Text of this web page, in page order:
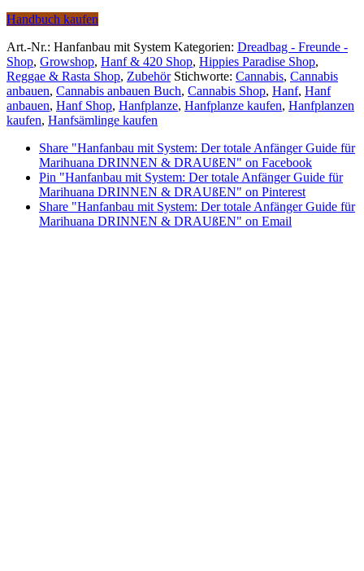
Handbuch kaufen
Art.-Nr.: Hanfanbau mit System Kategorien: Dreadbag - Freunde -
Shop, Growshop, Hanf & 420 Shop, Hippies Paradise Shop,
Reggae & Rasta Shop, Zubehör Stichworte: Cannabis, Cannabis
anbauen, Cannabis anbauen Buch, Cannabis Shop, Hanf, Hanf
anbauen, Hanf Shop, Hanfplanze, Hanfplanze kaufen, Hanfplanzen
kaufen, Hanfsämlinge kaufen
Share "Hanfanbau mit System: Der totale Anfänger Guide für
Marihuana DRINNEN & DRAUßEN" on Facebook
Pin "Hanfanbau mit System: Der totale Anfänger Guide für
Marihuana DRINNEN & DRAUßEN" on Pinterest
Share "Hanfanbau mit System: Der totale Anfänger Guide für
Marihuana DRINNEN & DRAUßEN" on Email